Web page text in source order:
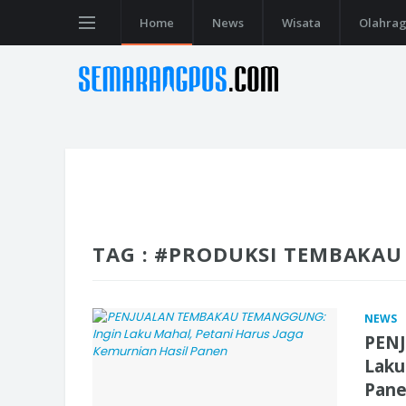
Home News Wisata
TAG : #PRODUKSI
NEWS